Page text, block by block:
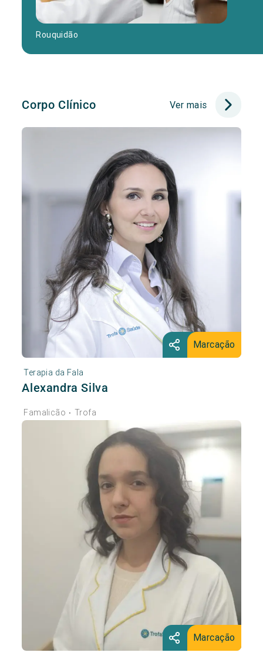
Rouquidão
Corpo Clínico Ver mais
Marcação
Terapia da Fala
Alexandra Silva
Famalicão • Trofa
Marcação